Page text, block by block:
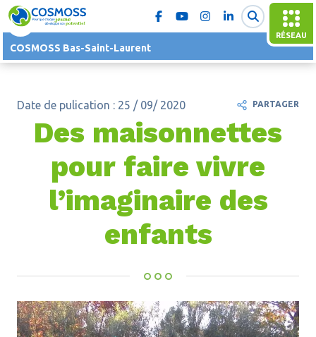
RÉSEAU
COSMOSS Bas-Saint-Laurent
Date de pulication : 25 / 09/ 2020
Des maisonnettes
pour faire vivre
l’imaginaire des
enfants
PARTAGER